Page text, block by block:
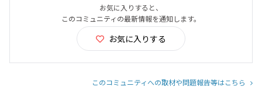
お気に入りすると、
このコミュニティの最新情報を通知します。
お気に入りする
このコミュニティへの取材や問題報告等はこちら